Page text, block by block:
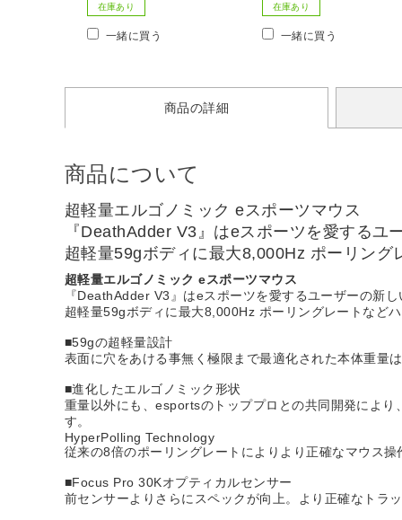
在庫あり
一緒に買う
在庫あり
一緒に買う
商品の詳細
商品について
超軽量エルゴノミック eスポーツマウス
『DeathAdder V3』はeスポーツを愛する
超軽量59gボディに最大8,000Hz ポーリン
超軽量エルゴノミック eスポーツマウス
『DeathAdder V3』はeスポーツを愛するユーザーの新
超軽量59gボディに最大8,000Hz ポーリングレートなど
■59gの超軽量設計
表面に穴をあける事無く極限まで最適化された本体重量
■進化したエルゴノミック形状
重量以外にも、esportsのトッププロとの共同開発によ
す。
HyperPolling Technology
従来の8倍のポーリングレートによりより正確なマウス
■Focus Pro 30Kオプティカルセンサー
前センサーよりさらにスペックが向上。より正確なトラ